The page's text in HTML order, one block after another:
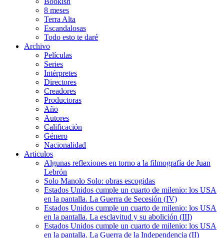
8 meses
Terra Alta
Escandalosas
Todo esto te daré
Archivo
Películas
Series
Intérpretes
Directores
Creadores
Productoras
Año
Autores
Calificación
Género
Nacionalidad
Articulos
Algunas reflexiones en torno a la filmografía de Juan
Lebrón
Solo Manolo Solo: obras escogidas
Estados Unidos cumple un cuarto de milenio: los USA
en la pantalla. La Guerra de Secesión (IV)
Estados Unidos cumple un cuarto de milenio: los USA
en la pantalla. La esclavitud y su abolición (III)
Estados Unidos cumple un cuarto de milenio: los USA
en la pantalla. La Guerra de la Independencia (II)